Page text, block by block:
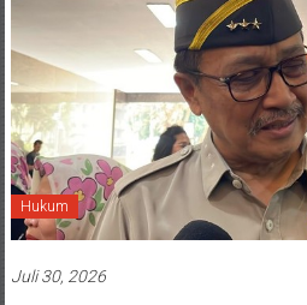
Hukum
Juli 30, 2026